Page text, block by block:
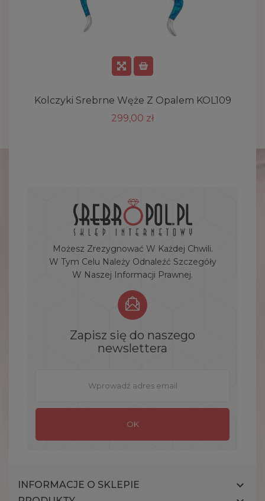
Kolczyki Srebrne Węże Z Opalem KOL109
299,00 zł
Możesz Zrezygnować W Każdej Chwili.
W Tym Celu Należy Odnaleźć Szczegóły
W Naszej Informacji Prawnej.
Zapisz się do naszego
newslettera
INFORMACJE O SKLEPIE 